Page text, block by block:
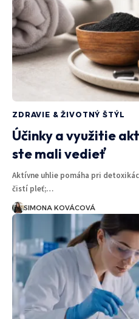
ZDRAVIE & ŽIVOTNÝ ŠTÝL
Účinky a využitie
ste mali vedieť
Aktívne uhlie pomáha pri
čistí pleť;…
SIMONA KOVÁCOVÁ